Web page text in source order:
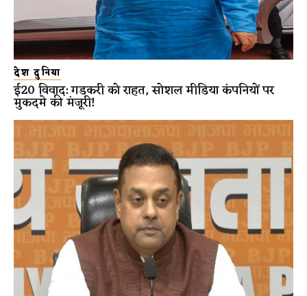
देश दुनिया
ई20 विवाद: गडकरी को राहत, सोशल मीडिया कंपनियों पर
मुकदमे की मंजूरी!